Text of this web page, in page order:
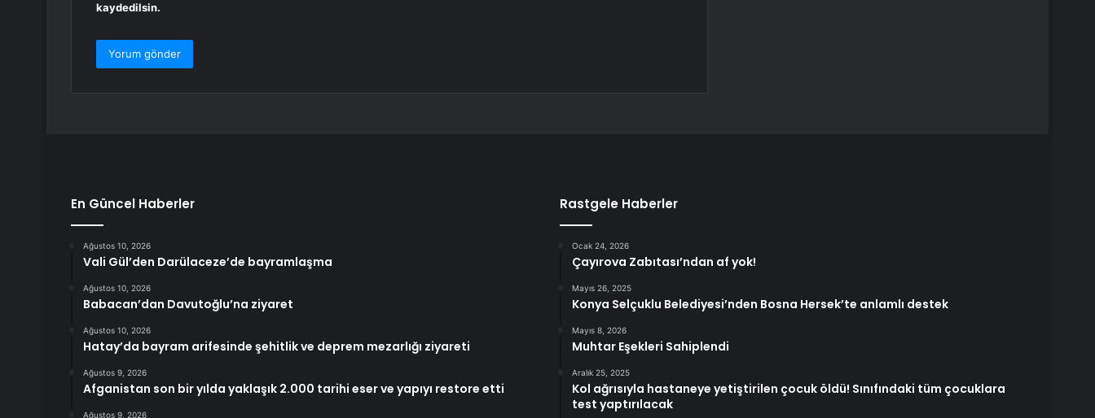
kaydedilsin.
En Güncel Haberler
Ağustos 10, 2026
Vali Gül’den Darülaceze’de bayramlaşma
Ağustos 10, 2026
Babacan’dan Davutoğlu’na ziyaret
Ağustos 10, 2026
Hatay’da bayram arifesinde şehitlik ve deprem mezarlığı ziyareti
Ağustos 9, 2026
Afganistan son bir yılda yaklaşık 2.000 tarihi eser ve yapıyı restore etti
Ağustos 9, 2026
Rastgele Haberler
Ocak 24, 2026
Çayırova Zabıtası’ndan af yok!
Mayıs 26, 2025
Konya Selçuklu Belediyesi’nden Bosna Hersek’te anlamlı destek
Mayıs 8, 2026
Muhtar Eşekleri Sahiplendi
Aralık 25, 2025
Kol ağrısıyla hastaneye yetiştirilen çocuk öldü! Sınıfındaki tüm çocuklara
test yaptırılacak